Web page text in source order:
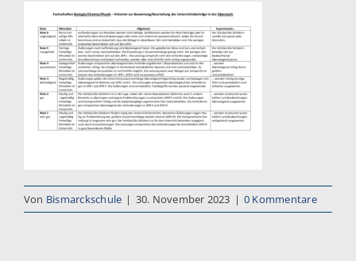
Von Bismarckschule | 30. November 2023 | 0 Kommentare